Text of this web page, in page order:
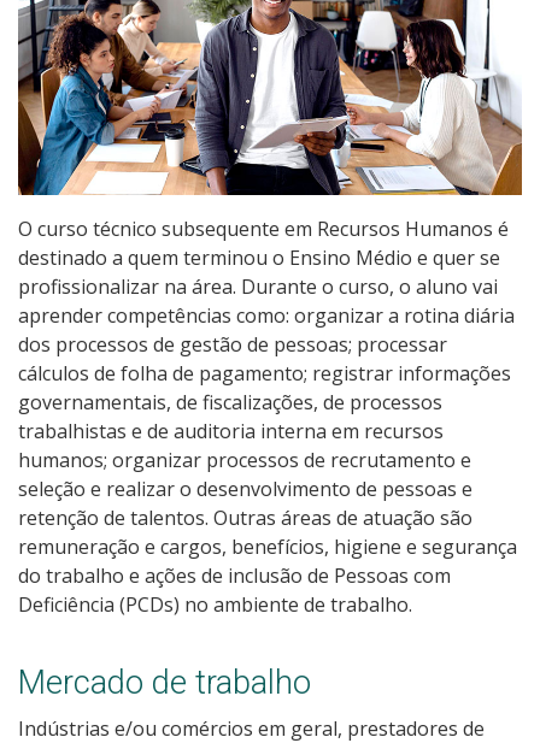
Educação a Distância
Educação de Jovens e Adultos
Transferências e retornos
PartiuIF
Parcerias
Processo de Inscrição
Resultados
Como posso estudar no IFSC?
Processos Seletivos
O curso técnico subsequente em Recursos Humanos é
destinado a quem terminou o Ensino Médio e quer se
profissionalizar na área. Durante o curso, o aluno vai
aprender competências como: organizar a rotina diária
dos processos de gestão de pessoas; processar
cálculos de folha de pagamento; registrar informações
governamentais, de fiscalizações, de processos
trabalhistas e de auditoria interna em recursos
humanos; organizar processos de recrutamento e
seleção e realizar o desenvolvimento de pessoas e
retenção de talentos. Outras áreas de atuação são
remuneração e cargos, benefícios, higiene e segurança
do trabalho e ações de inclusão de Pessoas com
Deficiência (PCDs) no ambiente de trabalho.
Mercado de trabalho
Indústrias e/ou comércios em geral, prestadores de